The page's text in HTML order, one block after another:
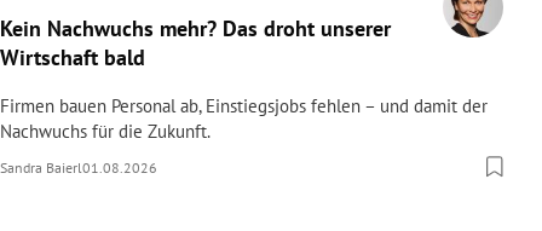
Kein Nachwuchs mehr? Das droht unserer
Wirtschaft bald
Firmen bauen Personal ab, Einstiegsjobs fehlen – und damit der
Nachwuchs für die Zukunft.
Sandra Baierl01.08.2026